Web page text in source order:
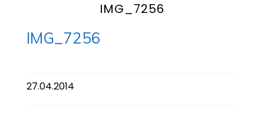
IMG_7256
IMG_7256
27.04.2014